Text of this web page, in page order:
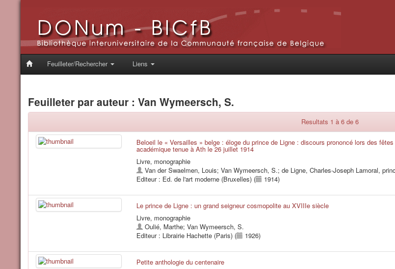
Feuilleter/Rechercher Liens
Feuilleter par auteur : Van Wymeersch, S.
Resultats 1 à 6 de 6
Beloeil le « Versailles » belge : éloge du prince de Ligne : discours prononcé lors des
académique tenue à Ath le 26 juillet 1914
Livre, monographie
Van der Swaelmen, Louis; Van Wymeersch, S.; de Ligne, Charles-Joseph Lamoral,
Editeur : Ed. de l'art moderne (Bruxelles) (
1914)
Le prince de Ligne : un grand seigneur cosmopolite au XVIIIe siècle
Livre, monographie
Oulié, Marthe; Van Wymeersch, S.
Editeur : Librairie Hachette (Paris) (
1926)
Petite anthologie du centenaire